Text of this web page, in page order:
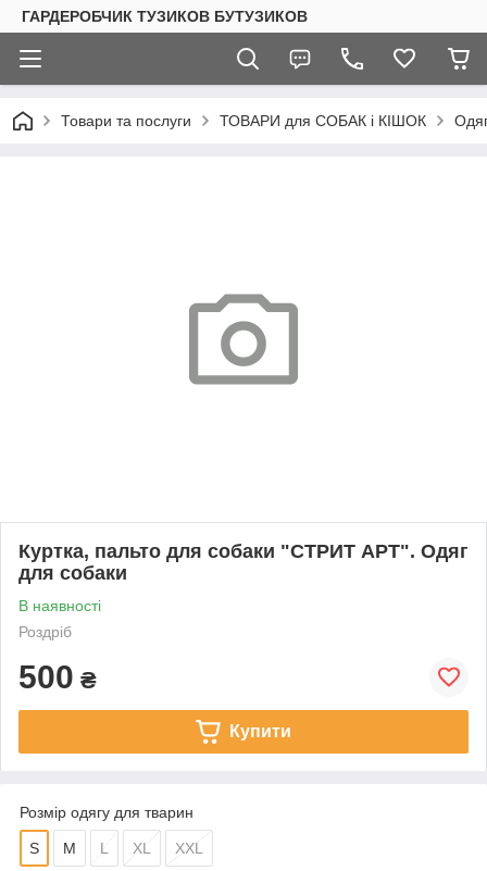
ГАРДЕРОБЧИК ТУЗИКОВ БУТУЗИКОВ
Товари та послуги ТОВАРИ для СОБАК і КІШОК
Куртка, пальто для собаки "СТРИТ АРТ". Одяг
для собаки
В наявності
Роздріб
500 ₴
Купити
Розмір одягу для тварин
S M L XL XXL